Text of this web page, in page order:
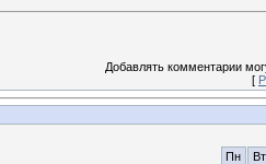
Добавлять комментарии
[
Пн Вт